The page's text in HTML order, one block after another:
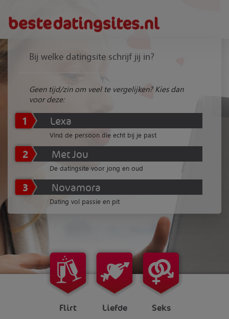
Bij welke datingsite schrijf jij in?
Geen tijd/zin om veel te vergelijken? Kies dan
voor deze:
1 Lexa
Vind de persoon die echt bij je past
2 Met Jou
De datingsite voor jong en oud
3 Novamora
Dating vol passie en pit
Flirt Liefde Seks